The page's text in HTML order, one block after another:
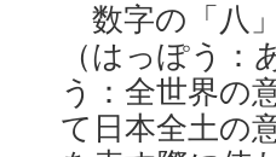
数字の「八
（はっぽう
う：全世界の
て日本全土の